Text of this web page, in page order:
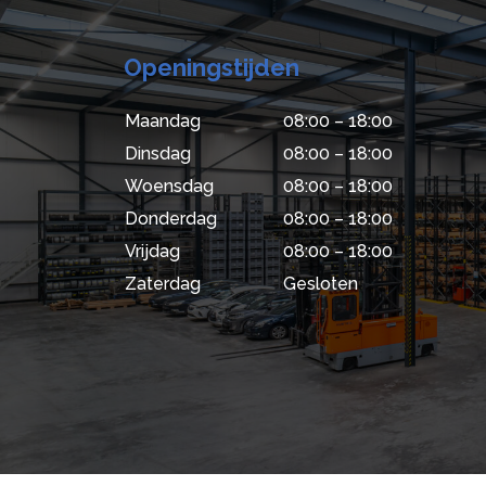
Openingstijden
Maandag
08:00 – 18:00
Dinsdag
08:00 – 18:00
Woensdag
08:00 – 18:00
Donderdag
08:00 – 18:00
Vrijdag
08:00 – 18:00
Zaterdag
Gesloten